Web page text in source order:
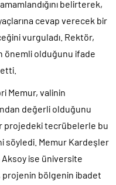
belirterek,
cevap verecek bir
vurguladı. Rektör,
önemli olduğunu ifade
Memur, valinin
değerli olduğunu
projedeki tecrübelerle bu
söyledi. Memur Kardeşler
Aksoy ise üniversite
projenin bölgenin ibadet